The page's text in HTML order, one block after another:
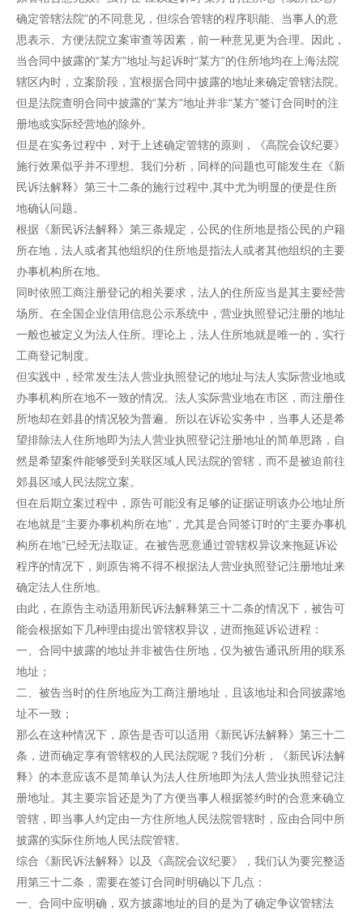
确定管辖法院”的不同意见，但综合管辖的程序职能、当事人的意
思表示、方便法院立案审查等因素，前一种意见更为合理。因此，
当合同中披露的“某方”地址与起诉时“某方”的住所地均在上海法院
辖区内时，立案阶段，宜根据合同中披露的地址来确定管辖法院。
但是法院查明合同中披露的“某方”地址并非“某方”签订合同时的注
册地或实际经营地的除外。
但是在实务过程中，对于上述确定管辖的原则，《高院会议纪要》
施行效果似乎并不理想。我们分析，同样的问题也可能发生在《新
民诉法解释》第三十二条的施行过程中,其中尤为明显的便是住所
地确认问题。
根据《新民诉法解释》第三条规定，公民的住所地是指公民的户籍
所在地，法人或者其他组织的住所地是指法人或者其他组织的主要
办事机构所在地。
同时依照工商注册登记的相关要求，法人的住所应当是其主要经营
场所。在全国企业信用信息公示系统中，营业执照登记注册的地址
一般也被定义为法人住所。理论上，法人住所地就是唯一的，实行
工商登记制度。
但实践中，经常发生法人营业执照登记的地址与法人实际营业地或
办事机构所在地不一致的情况。法人实际营业地在市区，而注册住
所地却在郊县的情况较为普遍。所以在诉讼实务中，当事人还是希
望排除法人住所地即为法人营业执照登记注册地址的简单思路，自
然是希望案件能够受到关联区域人民法院的管辖，而不是被迫前往
郊县区域人民法院立案。
但在后期立案过程中，原告可能没有足够的证据证明该办公地址所
在地就是“主要办事机构所在地”，尤其是合同签订时的“主要办事机
构所在地”已经无法取证。在被告恶意通过管辖权异议来拖延诉讼
程序的情况下，则原告将不得不根据法人营业执照登记注册地址来
确定法人住所地。
由此，在原告主动适用新民诉法解释第三十二条的情况下，被告可
能会根据如下几种理由提出管辖权异议，进而拖延诉讼进程：
一、合同中披露的地址并非被告住所地，仅为被告通讯所用的联系
地址；
二、被告当时的住所地应为工商注册地址，且该地址和合同披露地
址不一致；
那么在这种情况下，原告是否可以适用《新民诉法解释》第三十二
条，进而确定享有管辖权的人民法院呢？我们分析，《新民诉法解
释》的本意应该不是简单认为法人住所地即为法人营业执照登记注
册地址。其主要宗旨还是为了方便当事人根据签约时的合意来确立
管辖，即当事人约定由一方住所地人民法院管辖时，应由合同中所
披露的实际住所地人民法院管辖。
综合《新民诉法解释》以及《高院会议纪要》，我们认为要完整适
用第三十二条，需要在签订合同时明确以下几点：
一、合同中应明确，双方披露地址的目的是为了确定争议管辖法